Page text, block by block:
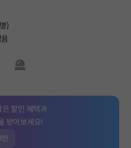
)
기신고하기
은 할인 혜택과
받아보세요!
인